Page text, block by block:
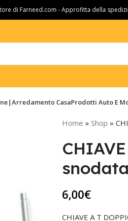
di Farneed.com - Approfitta della
CasaProdotti Auto E
Home » Shop »
6,00€
CHIAVE A T